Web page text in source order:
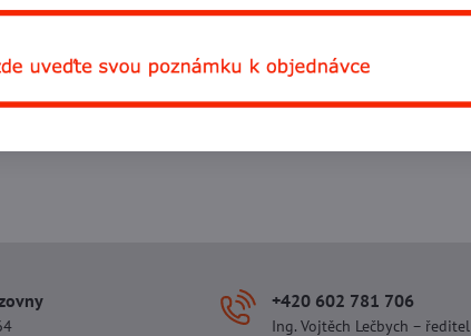
+420 602 781 706
Ing. Vojtěch Lečbych – ředitel